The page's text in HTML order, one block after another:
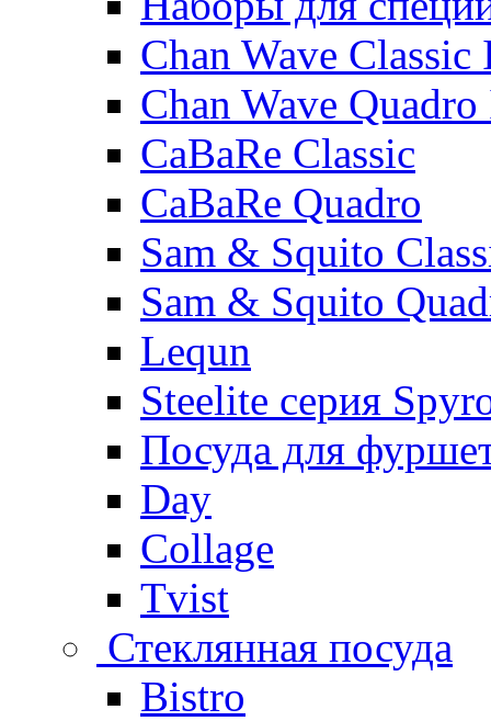
Chan Wave
Chan Wave
CaBaRe Classic
CaBaRe Quadro
Sam & Squito
Sam & Squito
Lequn
Steelite серия
Посуда для
Day
Collage
Tvist
Стеклянная посуда
Bistro